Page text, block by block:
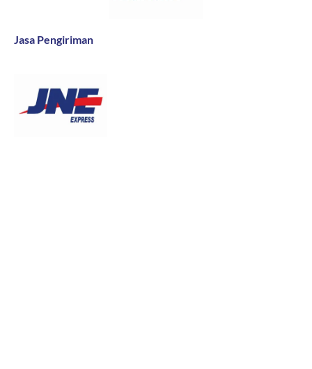
Jasa Pengiriman